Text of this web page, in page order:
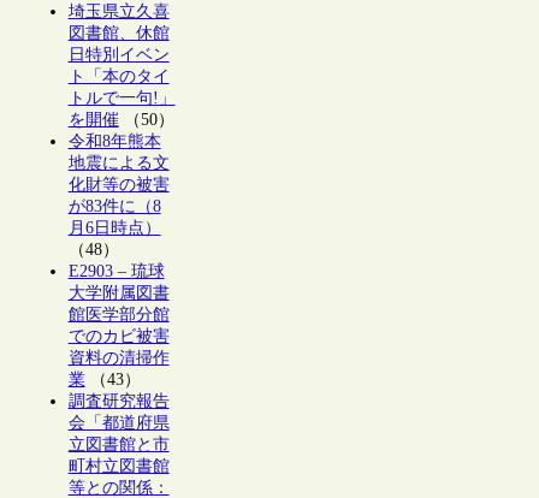
埼玉県立久喜
図書館、休館
日特別イベン
ト「本のタイ
トルで一句!」
を開催（50）
令和8年熊本
地震による文
化財等の被害
が83件に（8
月6日時点）
（48）
E2903 – 琉球
大学附属図書
館医学部分館
でのカビ被害
資料の清掃作
業（43）
調査研究報告
会「都道府県
立図書館と市
町村立図書館
等との関係：